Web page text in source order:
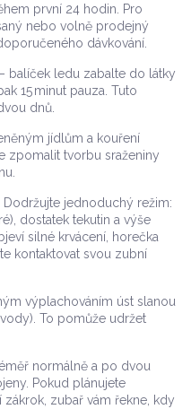
první 24 hodin. Pro
nebo volně prodejný
dávkování.
balíček ledu zabalte do látky
15 minut pauza. Tuto
dnů.
jídlům a kouření
zpomalit tvorbu sraženiny
jednoduchý režim:
dostatek tekutin a výše
silné krvácení, horečka
kontaktovat svou zubní
výplachováním úst slanou
To pomůže udržet
normálně a po dvou
Pokud plánujete
zubař vám řekne, kdy